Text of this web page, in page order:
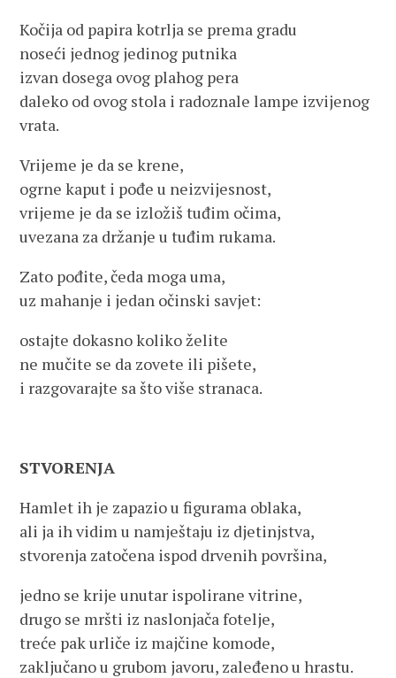
Kočija od papira kotrlja se prema gradu
noseći jednog jedinog putnika
izvan dosega ovog plahog pera
daleko od ovog stola i radoznale lampe izvijenog
vrata.
Vrijeme je da se krene,
ogrne kaput i pođe u neizvijesnost,
vrijeme je da se izložiš tuđim očima,
uvezana za držanje u tuđim rukama.
Zato pođite, čeda moga uma,
uz mahanje i jedan očinski savjet:
ostajte dokasno koliko želite
ne mučite se da zovete ili pišete,
i razgovarajte sa što više stranaca.
STVORENJA
Hamlet ih je zapazio u figurama oblaka,
ali ja ih vidim u namještaju iz djetinjstva,
stvorenja zatočena ispod drvenih površina,
jedno se krije unutar ispolirane vitrine,
drugo se mršti iz naslonjača fotelje,
treće pak urliče iz majčine komode,
zaključano u grubom javoru, zaleđeno u hrastu.